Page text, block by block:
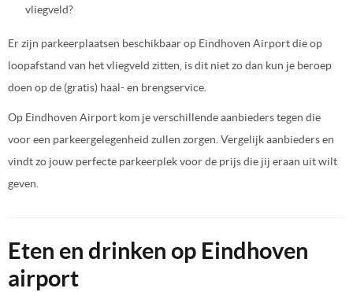
vliegveld?
Er zijn parkeerplaatsen beschikbaar op Eindhoven Airport die op
loopafstand van het vliegveld zitten, is dit niet zo dan kun je beroep
doen op de (gratis) haal- en brengservice.
Op Eindhoven Airport kom je verschillende aanbieders tegen die
voor een parkeergelegenheid zullen zorgen. Vergelijk aanbieders en
vindt zo jouw perfecte parkeerplek voor de prijs die jij eraan uit wilt
geven.
Eten en drinken op Eindhoven
airport